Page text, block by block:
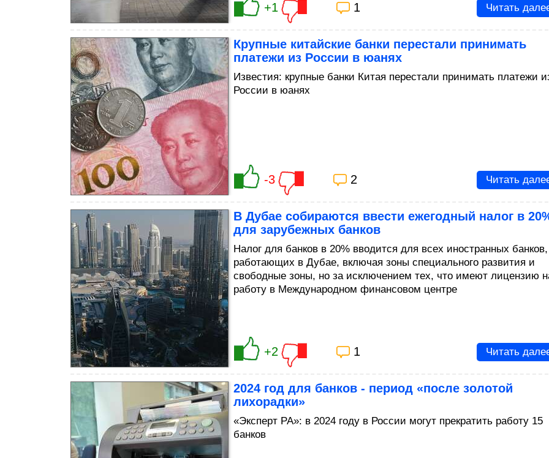
+1 1 Читать
Крупные китайские банки перестали принимать
платежи из России в юанях
Известия: крупные банки Китая перестали принимать платежи
России в юанях
-3 2 Читать
В Дубае собираются ввести ежегодный налог в
для зарубежных банков
Налог для банков в 20% вводится для всех иностранных банков,
работающих в Дубае, включая зоны специального развития и
свободные зоны, но за исключением тех, что имеют лицензию
работу в Международном финансовом центре
+2 1 Читать
2024 год для банков - период «после золотой
лихорадки»
«Эксперт РА»: в 2024 году в России могут прекратить работу 15
банков